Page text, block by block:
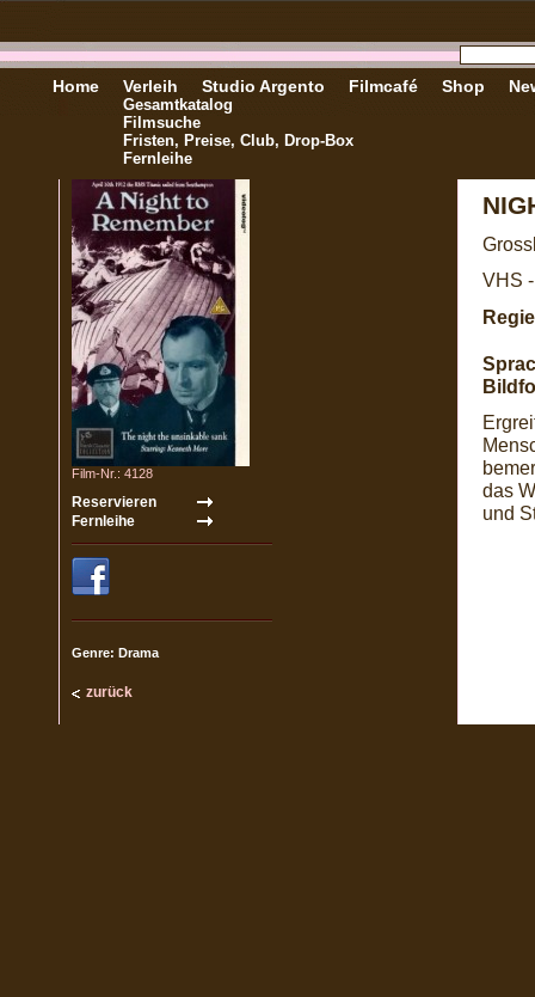
Home Verleih
Gesamtkatalog
Filmsuche
Fristen, Preise, Club, Drop-Box
Fernleihe
Studio Argento Filmcafé Shop
Film-Nr.: 4128
Genre: Drama
zurück
VHS
das
und